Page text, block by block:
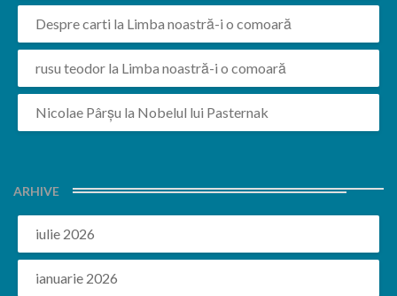
Despre carti la Limba noastră-i o comoară
rusu teodor la Limba noastră-i o comoară
Nicolae Pârșu la Nobelul lui Pasternak
ARHIVE
iulie 2026
ianuarie 2026